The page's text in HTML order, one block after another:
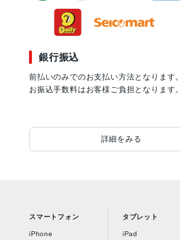
銀行振込
前払いのみでのお支払い方法となります。
お振込手数料はお客様ご負担となります。
詳細をみる
スマートフォン
iPhone
タブレット
iPad